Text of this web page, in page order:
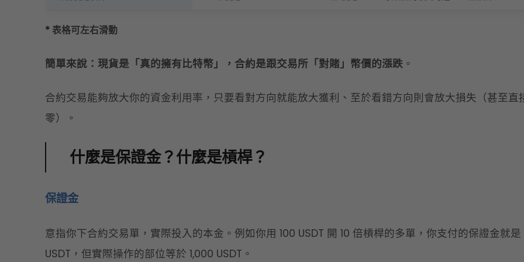
* 表格可左右滑動
簡單來說：現貨是「真的擁有比特幣」，合約是跟交易所「對賭」幣價的漲跌 。
合約交易能夠放大你的資金利用率，只要看對方向就能放大獲利、至於看錯方向則會放大損失（甚至直
零）。
什麼是保證金？什麼是槓桿？
保證金
意指你下合約交易單，實際投入的本金。例如你用 100 USDT 開 10 倍槓桿的多單，你支付的保證金就是
USDT，但實際操作的部位等於 1,000 USDT。